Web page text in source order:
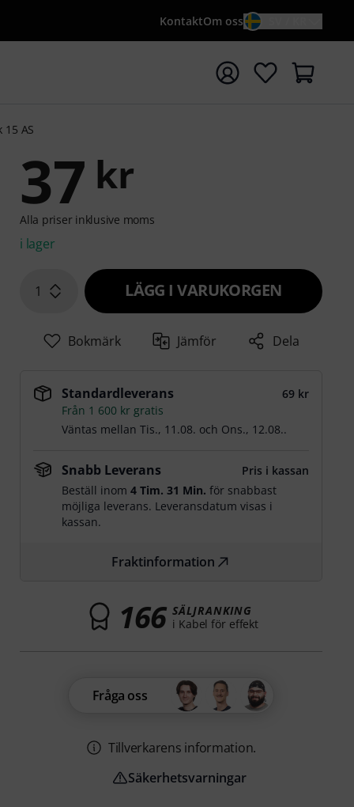
KontaktOm oss
sökningen med söktermen {searchTerm}
15 AS
37 kr
Alla priser inklusive moms
i lager
1 LÄGG I VARUKORGEN
Bokmärk Jämför Dela
Standardleverans
69 kr
Från 1 600 kr gratis
Väntas mellanTis., 11.08. och Ons., 12.08..
Snabb Leverans
Pris i kassan
Beställ inom4 Tim. 31 Min. för snabbast
möjliga leverans. Leveransdatum visas i
kassan.
Fraktinformation
166 SÄLJRANKING
i Kabel för effekt
Fråga oss
Tillverkarens information.
Säkerhetsvarningar